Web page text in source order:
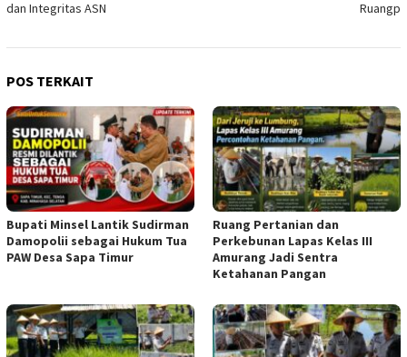
dan Integritas ASN Ruangp
POS TERKAIT
Bupati Minsel Lantik Sudirman
Damopolii sebagai Hukum Tua
PAW Desa Sapa Timur
Ruang Pertanian dan
Perkebunan Lapas Kelas III
Amurang Jadi Sentra
Ketahanan Pangan